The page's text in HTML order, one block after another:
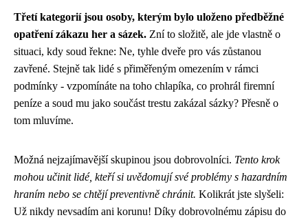
Třetí kategorií jsou osoby, kterým bylo uloženo předběžné
opatření zákazu her a sázek. Zní to složitě, ale jde vlastně o
situaci, kdy soud řekne: Ne, tyhle dveře pro vás zůstanou
zavřené. Stejně tak lidé s přiměřeným omezením v rámci
podmínky - vzpomínáte na toho chlapíka, co prohrál firemní
peníze a soud mu jako součást trestu zakázal sázky? Přesně o
tom mluvíme.
Možná nejzajímavější skupinou jsou dobrovolníci. Tento krok
mohou učinit lidé, kteří si uvědomují své problémy s hazardním
hraním nebo se chtějí preventivně chránit. Kolikrát jste slyšeli:
Už nikdy nevsadím ani korunu! Díky dobrovolnému zápisu do